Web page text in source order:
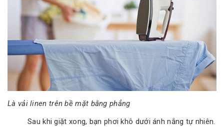
Là vải linen trên bề mặt bằng phẳng
Sau khi giặt xong, bạn phơi khô dưới ánh nắng tự nhiên.